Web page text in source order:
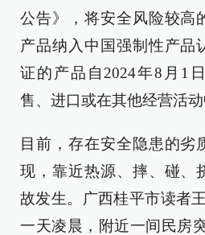
公告》，将安全风险较高
产品纳入中国强制性产品
证的产品自2024年8月1
售、进口或在其他经营活动
目前，存在安全隐患的劣
现，靠近热源、摔、碰、
故发生。广西桂平市读者
一天凌晨，附近一间民房